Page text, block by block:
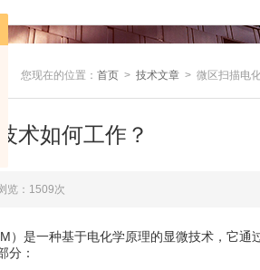
您现在的位置： 首页 > 技术文章 > 微区扫描电
术如何工作？
览：1509次
）是一种基于电化学原理的显微技术，它通
分：